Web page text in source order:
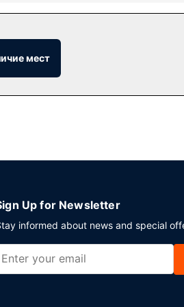
услуги и удобства, такие как
азиатская кухня. Тем, кому не
жажду своим любимым напитком. За
мест
Up for Newsletter
informed about news and special